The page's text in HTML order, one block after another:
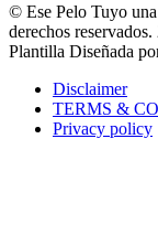
© Ese Pelo Tuyo
derechos
Plantilla Diseñada
Disclaimer
TERMS &
Privacy policy